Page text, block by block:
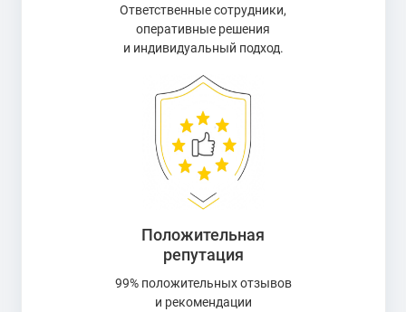
Ответственные сотрудники,
оперативные решения
и индивидуальный подход.
Положительная
репутация
99% положительных отзывов
и рекомендации